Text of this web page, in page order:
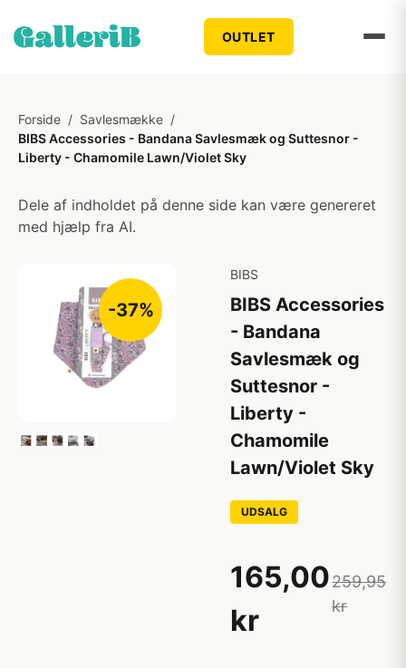
OUTLET
Forside / Savlesmække /
BIBS Accessories - Bandana Savlesmæk og Suttesnor -
Liberty - Chamomile Lawn/Violet Sky
Dele af indholdet på denne side kan være genereret
med hjælp fra AI.
-37%
BIBS
BIBS Accessories
- Bandana
Savlesmæk og
Suttesnor -
Liberty -
Chamomile
Lawn/Violet Sky
UDSALG
165,00
kr
259,95
kr